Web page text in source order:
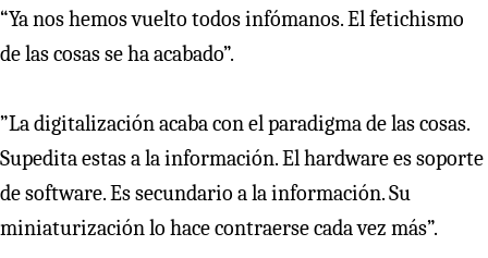
“Ya nos hemos vuelto todos infómanos. El fetichismo
de las cosas se ha acabado”.
”La digitalización acaba con el paradigma de las cosas.
Supedita estas a la información. El hardware es soporte
de software. Es secundario a la información. Su
miniaturización lo hace contraerse cada vez más”.